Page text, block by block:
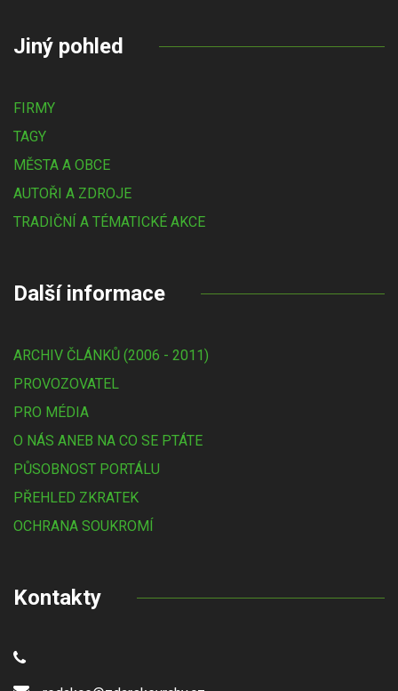
Jiný pohled
FIRMY
TAGY
MĚSTA A OBCE
AUTOŘI A ZDROJE
TRADIČNÍ A TÉMATICKÉ AKCE
Další informace
ARCHIV ČLÁNKŮ (2006 - 2011)
PROVOZOVATEL
PRO MÉDIA
O NÁS ANEB NA CO SE PTÁTE
PŮSOBNOST PORTÁLU
PŘEHLED ZKRATEK
OCHRANA SOUKROMÍ
Kontakty